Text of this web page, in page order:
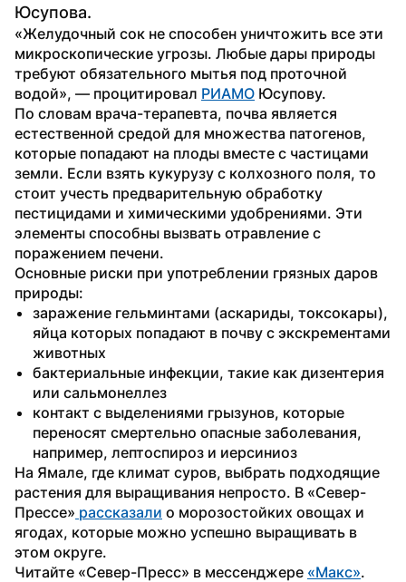
Юсупова.
«Желудочный сок не способен уничтожить все эти
микроскопические угрозы. Любые дары природы
требуют обязательного мытья под проточной
водой», — процитировал РИАМО Юсупову.
По словам врача-терапевта, почва является
естественной средой для множества патогенов,
которые попадают на плоды вместе с частицами
земли. Если взять кукурузу с колхозного поля, то
стоит учесть предварительную обработку
пестицидами и химическими удобрениями. Эти
элементы способны вызвать отравление с
поражением печени.
Основные риски при употреблении грязных даров
природы:
заражение гельминтами (аскариды, токсокары),
яйца которых попадают в почву с экскрементами
животных
бактериальные инфекции, такие как дизентерия
или сальмонеллез
контакт с выделениями грызунов, которые
переносят смертельно опасные заболевания,
например, лептоспироз и иерсиниоз
На Ямале, где климат суров, выбрать подходящие
растения для выращивания непросто. В «Север-
Прессе» рассказали о морозостойких овощах и
ягодах, которые можно успешно выращивать в
этом округе.
Читайте «Север-Пресс» в мессенджере «Макс».